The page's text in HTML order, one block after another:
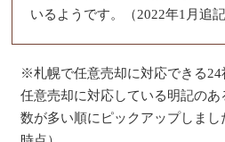
いるようです。（2022年1月追記
※札幌で任意売却に対応できる24
任意売却に対応している明記の
数が多い順にピックアップしまし